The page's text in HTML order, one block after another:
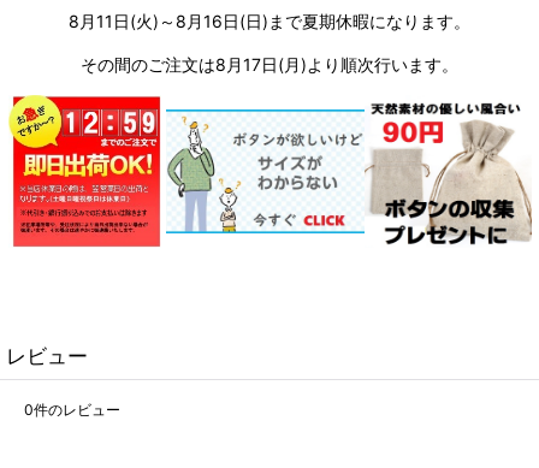
8月11日(火)～8月16日(日)まで夏期休暇になります。
その間のご注文は8月17日(月)より順次行います。
レビュー
0件のレビュー